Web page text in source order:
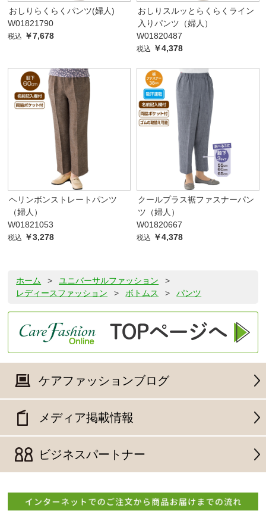
おしりらくらくパンツ(婦人)
W01821790
税込 ￥7,678
おしりスルッとらくらくライン
入りパンツ（婦人）
W01820487
税込 ￥4,378
ヘリンボンストレートパンツ
（婦人）
W01821053
税込 ￥3,278
クールプラス裾ファスナーパン
ツ（婦人）
W01820667
税込 ￥4,378
ホーム > ユニバーサルファッション
>
レディースファッション
> ボトムス > パンツ
ケアファッションブログ
メディア掲載情報
ビジネスパートナー